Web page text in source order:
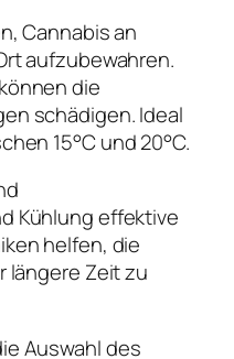
Cannabis an
aufzubewahren.
die
schädigen. Ideal
15°C und 20°C.
Kühlung effektive
helfen, die
längere Zeit zu
Auswahl des